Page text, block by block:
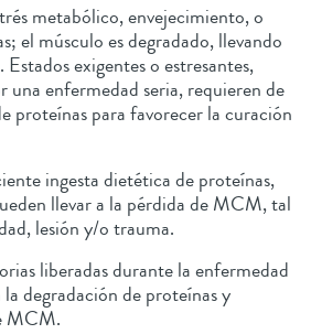
metabólico, envejecimiento, o
el músculo es degradado, llevando
exigentes o estresantes,
una enfermedad seria, requieren de
proteínas para favorecer la curación
ingesta dietética de proteínas,
llevar a la pérdida de MCM, tal
lesión y/o trauma.
liberadas durante la enfermedad
degradación de proteínas y
MCM.